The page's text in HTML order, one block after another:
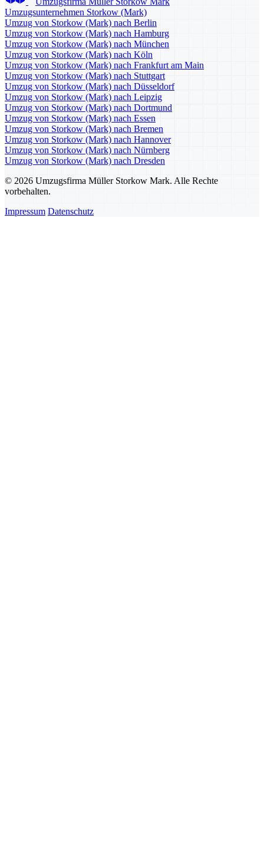
Umzugsunternehmen Storkow (Mark)
Umzug von Storkow (Mark) nach Berlin
Umzug von Storkow (Mark) nach Hamburg
Umzug von Storkow (Mark) nach München
Umzug von Storkow (Mark) nach Köln
Umzug von Storkow (Mark) nach Frankfurt am Main
Umzug von Storkow (Mark) nach Stuttgart
Umzug von Storkow (Mark) nach Düsseldorf
Umzug von Storkow (Mark) nach Leipzig
Umzug von Storkow (Mark) nach Dortmund
Umzug von Storkow (Mark) nach Essen
Umzug von Storkow (Mark) nach Bremen
Umzug von Storkow (Mark) nach Hannover
Umzug von Storkow (Mark) nach Nürnberg
Umzug von Storkow (Mark) nach Dresden
© 2026 Umzugsfirma Müller Storkow Mark. Alle Rechte
vorbehalten.
Impressum Datenschutz